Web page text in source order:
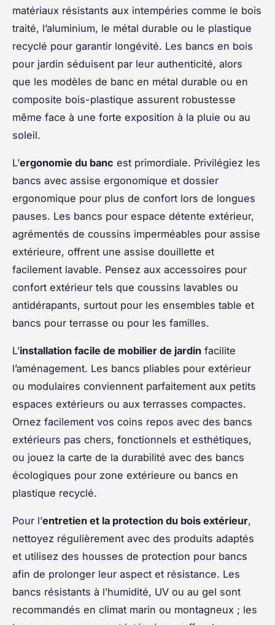
matériaux résistants aux intempéries comme le bois
traité, l’aluminium, le métal durable ou le plastique
recyclé pour garantir longévité. Les bancs en bois
pour jardin séduisent par leur authenticité, alors
que les modèles de banc en métal durable ou en
composite bois-plastique assurent robustesse
même face à une forte exposition à la pluie ou au
soleil.
L’ergonomie du banc est primordiale. Privilégiez les
bancs avec assise ergonomique et dossier
ergonomique pour plus de confort lors de longues
pauses. Les bancs pour espace détente extérieur,
agrémentés de coussins imperméables pour assise
extérieure, offrent une assise douillette et
facilement lavable. Pensez aux accessoires pour
confort extérieur tels que coussins lavables ou
antidérapants, surtout pour les ensembles table et
bancs pour terrasse ou pour les familles.
L’installation facile de mobilier de jardin facilite
l’aménagement. Les bancs pliables pour extérieur
ou modulaires conviennent parfaitement aux petits
espaces extérieurs ou aux terrasses compactes.
Ornez facilement vos coins repos avec des bancs
extérieurs pas chers, fonctionnels et esthétiques,
ou jouez la carte de la durabilité avec des bancs
écologiques pour zone extérieure ou bancs en
plastique recyclé.
Pour l’entretien et la protection du bois extérieur,
nettoyez régulièrement avec des produits adaptés
et utilisez des housses de protection pour bancs
afin de prolonger leur aspect et résistance. Les
bancs résistants à l’humidité, UV ou au gel sont
recommandés en climat marin ou montagneux ; les